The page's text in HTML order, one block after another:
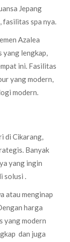
Jepang
fasilitas spa nya.
Azalea
yang lengkap,
ini. Fasilitas
yang modern,
modern.
di Cikarang,
Banyak
yang ingin
solusi .
atau menginap
harga
yang modern
dan juga